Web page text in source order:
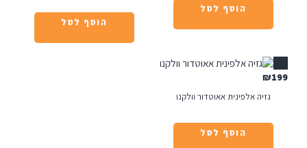
הוסף לסל
הוסף לסל
גזיה אלפינית אאוטדור וולקנו
הוסף לסל